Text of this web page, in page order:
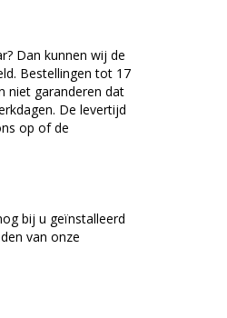
Dan kunnen wij de
Bestellingen tot 17
niet garanderen dat
De levertijd
op of de
bij u geïnstalleerd
van onze